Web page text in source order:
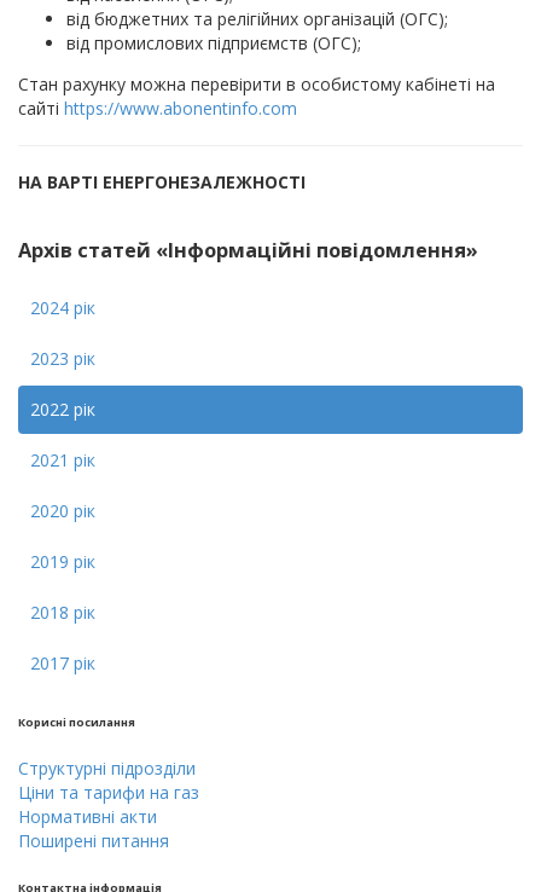
від бюджетних та релігійних організацій (ОГС);
від промислових підприємств (ОГС);
Стан рахунку можна перевірити в особистому кабінеті на
сайті https://www.abonentinfo.com
НА ВАРТІ ЕНЕРГОНЕЗАЛЕЖНОСТІ
Архів статей «Інформаційні повідомлення»
2024 рік
2023 рік
2022 рік
2021 рік
2020 рік
2019 рік
2018 рік
2017 рік
Кориснi посилання
Cтруктурнi пiдроздiли
Цiни тa тарифи на газ
Нормативні акти
Поширені питання
Контактна інформація